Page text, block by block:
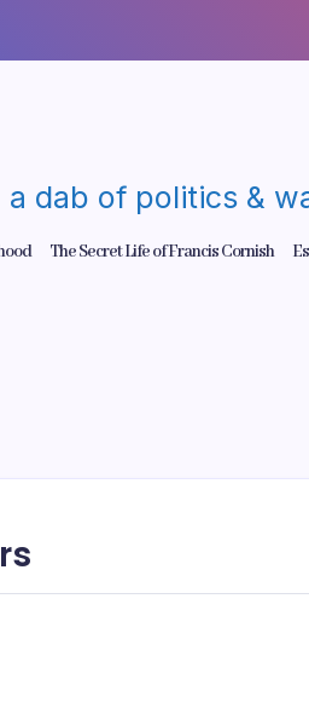
dab of politics &
The Secret Life of Francis Cornish